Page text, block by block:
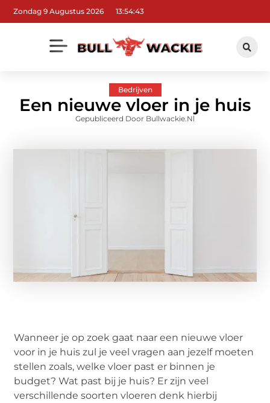
Zondag 9 Augustus 2026 13:54:44
Bedrijven
Een nieuwe vloer in je huis
Gepubliceerd Door Bullwackie.nl
Wanneer je op zoek gaat naar een nieuwe vloer
voor in je huis zul je veel vragen aan jezelf moeten
stellen zoals, welke vloer past er binnen je
budget? Wat past bij je huis? Er zijn veel
verschillende soorten vloeren denk hierbij